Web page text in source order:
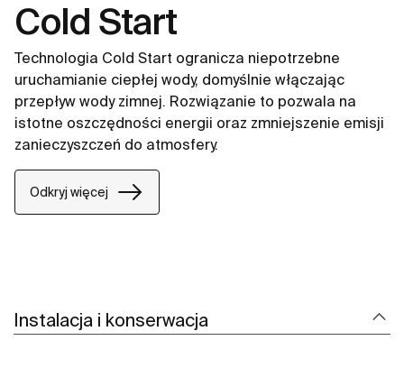
Cold Start
Technologia Cold Start ogranicza niepotrzebne
uruchamianie ciepłej wody, domyślnie włączając
przepływ wody zimnej. Rozwiązanie to pozwala na
istotne oszczędności energii oraz zmniejszenie emisji
zanieczyszczeń do atmosfery.
Odkryj więcej
Instalacja i konserwacja